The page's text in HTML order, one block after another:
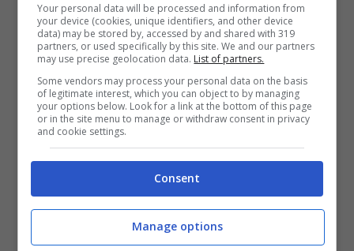
scelta – (ANSA) – stopandgoal.com
Your personal data will be processed and information from
your device (cookies, unique identifiers, and other device
data) may be stored by, accessed by and shared with 319
partners, or used specifically by this site. We and our partners
may use precise geolocation data. List of partners.
Some vendors may process your personal data on the basis
of legitimate interest, which you can object to by managing
your options below. Look for a link at the bottom of this page
or in the site menu to manage or withdraw consent in privacy
and cookie settings.
Consent
Manage options